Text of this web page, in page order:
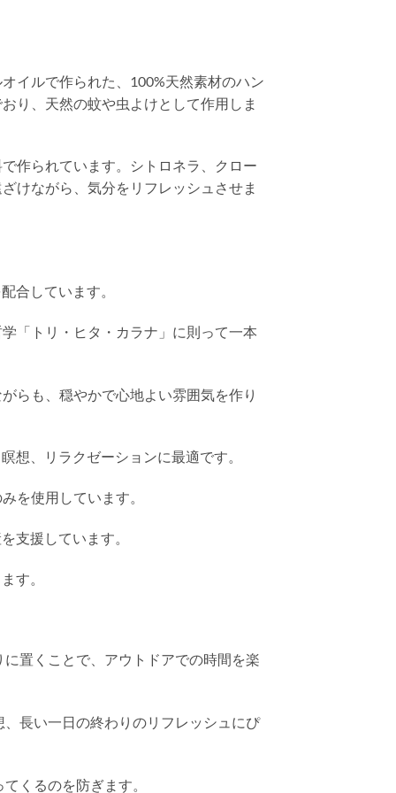
イルで作られた、100%天然素材のハン
り、天然の蚊や虫よけとして作用しま
作られています。シトロネラ、クロー
けながら、気分をリフレッシュさせま
合しています。
「トリ・ヒタ・カラナ」に則って一本
らも、穏やかで心地よい雰囲気を作り
想、リラクゼーションに最適です。
を使用しています。
支援しています。
す。
置くことで、アウトドアでの時間を楽
長い一日の終わりのリフレッシュにぴ
くるのを防ぎます。